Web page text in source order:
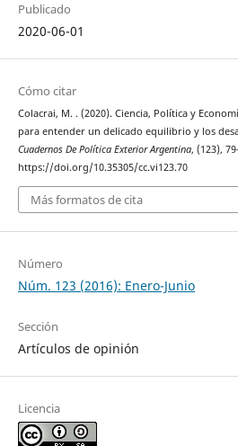
Publicado
2020-06-01
Cómo citar
Colacrai, M. . (2020). Ciencia, Política y
para entender un delicado equilibrio y los
Cuadernos De Política Exterior Argentina, (123),
https://doi.org/10.35305/cc.vi123.70
Más formatos de cita
Número
Núm. 123 (2016): Enero-Junio
Sección
Artículos de opinión
Licencia